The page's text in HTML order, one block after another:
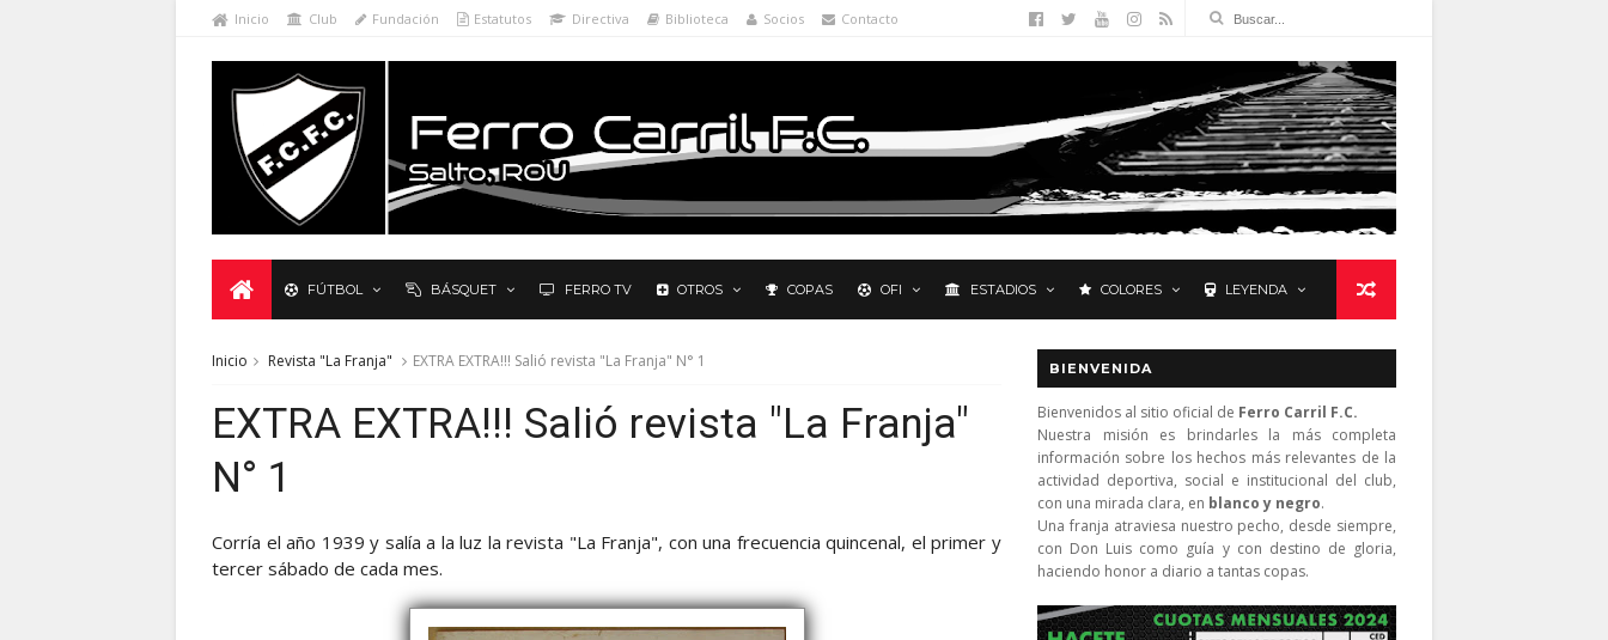
Inicio Club Fundación Estatutos Directiva Biblioteca Socios Contacto
FÚTBOL BÁSQUET FERRO TV OTROS COPAS OFI ESTADIOS COLORES LEYENDA
Inicio Revista "La Franja" EXTRA EXTRA!!! Salió revista "La Franja" N° 1
EXTRA EXTRA!!! Salió revista "La Franja"
N° 1
Corría el año 1939 y salía a la luz la revista "La Franja", con una frecuencia quincenal, el primer y
tercer sábado de cada mes.
BIENVENIDA
Bienvenidos al sitio oficial de Ferro Carril F.C.
Nuestra misión es brindarles la más completa
información sobre los hechos más relevantes de la
actividad deportiva, social e institucional del club,
con una mirada clara, en blanco y negro.
Una franja atraviesa nuestro pecho, desde siempre,
con Don Luis como guía y con destino de gloria,
haciendo honor a diario a tantas copas.